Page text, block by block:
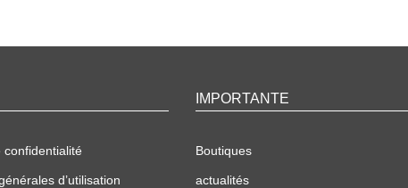
confidentialité
d’utilisation
IMPORTANTE
Boutiques
actualités